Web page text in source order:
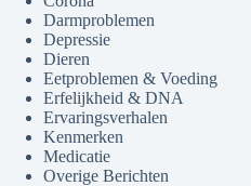
Darmproblemen
Depressie
Dieren
Eetproblemen & Voeding
Erfelijkheid & DNA
Ervaringsverhalen
Kenmerken
Medicatie
Overige Berichten